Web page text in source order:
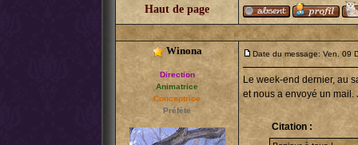
Haut de page
Winona
Direction
Animatrice
Conceptrice
Préfète
Date du message: Ven. 09
Le week-end dernier, au
et nous a envoyé un mail.
Citation :